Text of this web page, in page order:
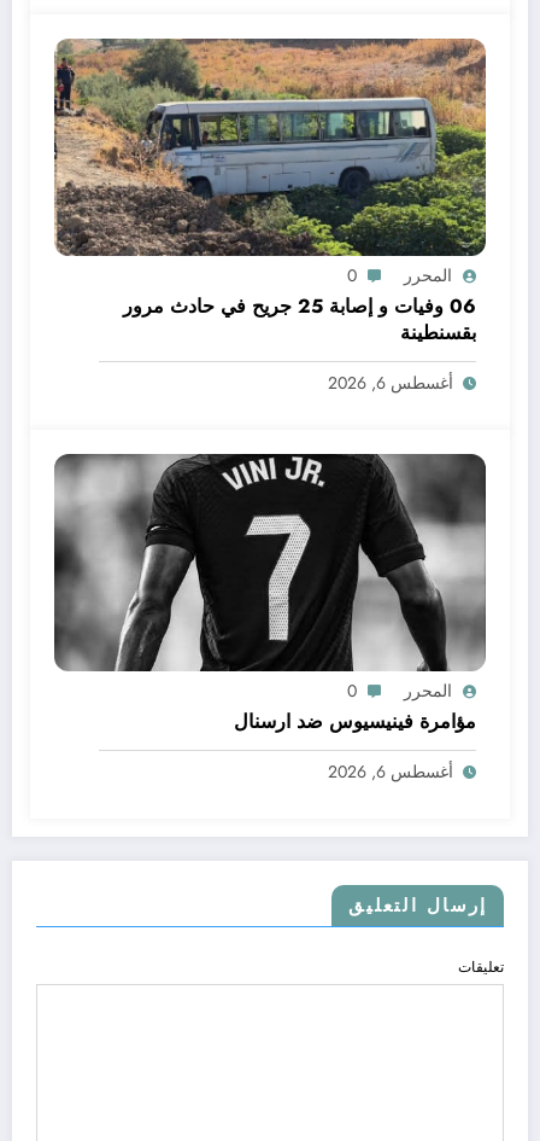
المحرر 0
06 وفيات و إصابة 25 جريح في حادث مرور
بقسنطينة
أغسطس 6, 2026
المحرر 0
مؤامرة فينيسيوس ضد ارسنال
أغسطس 6, 2026
إرسال التعليق
تعليقات